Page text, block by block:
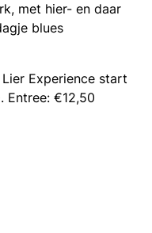
met hier- en daar
blues
Experience start
Entree: €12,50